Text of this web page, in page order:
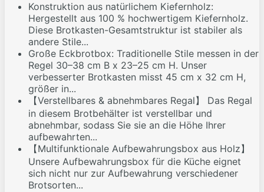
Konstruktion aus natürlichem Kiefernholz:
Hergestellt aus 100 % hochwertigem Kiefernholz.
Diese Brotkasten-Gesamtstruktur ist stabiler als
andere Stile...
Große Eckbrotbox: Traditionelle Stile messen in der
Regel 30–38 cm B x 23–25 cm H. Unser
verbesserter Brotkasten misst 45 cm x 32 cm H,
größer in...
【Verstellbares & abnehmbares Regal】 Das Regal
in diesem Brotbehälter ist verstellbar und
abnehmbar, sodass Sie sie an die Höhe Ihrer
aufbewahrten...
【Multifunktionale Aufbewahrungsbox aus Holz】
Unsere Aufbewahrungsbox für die Küche eignet
sich nicht nur zur Aufbewahrung verschiedener
Brotsorten...